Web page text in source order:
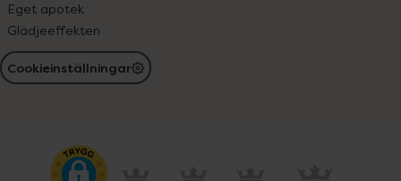
Eget apotek
Glädjeeffekten
Cookieinställningar